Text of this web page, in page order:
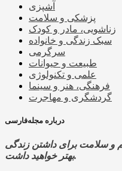
آشپزی
پزشکی و سلامت
زناشویی، مادر و کودک
سبک زندگی و خانواده
سرگرمی
طبیعت و حیوانات
علمی و تکنولوژی
فرهنگی، هنر و سینما
گردشگری و مهاجرت
درباره مجله‌فارسی
و سلامت برای داشتن زندگی
بهتر خواهید داشت.